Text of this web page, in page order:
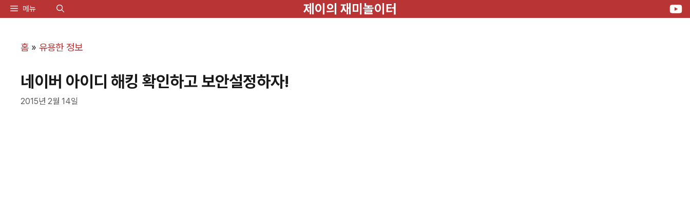
제이의 재미놀이터
메뉴
홈 » 유용한 정보
네이버 아이디 해킹 확인하고 보안설정하자!
2015년 2월 14일